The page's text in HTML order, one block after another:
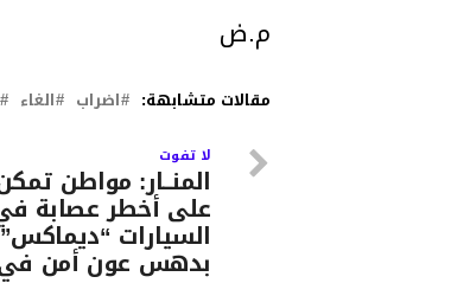
م.ض
مقالات متشابهة: اضراب الغاء
لا تفوت
المنــار: مواطن
على أخطر عصابة
السيارات
بدهس عون أمن